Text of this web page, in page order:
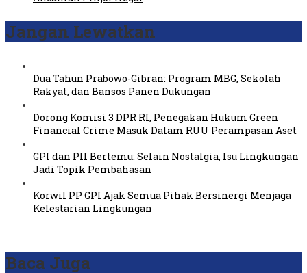
Jangan Lewatkan
Dua Tahun Prabowo-Gibran: Program MBG, Sekolah
Rakyat, dan Bansos Panen Dukungan
Dorong Komisi 3 DPR RI, Penegakan Hukum Green
Financial Crime Masuk Dalam RUU Perampasan Aset
GPI dan PII Bertemu: Selain Nostalgia, Isu Lingkungan
Jadi Topik Pembahasan
Korwil PP GPI Ajak Semua Pihak Bersinergi Menjaga
Kelestarian Lingkungan
Baca Juga